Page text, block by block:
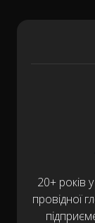
20+ років
провідної